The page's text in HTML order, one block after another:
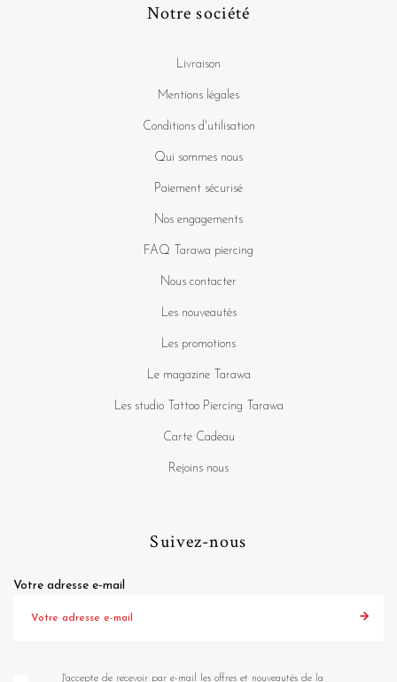
Notre société
Livraison
Mentions légales
Conditions d'utilisation
Qui sommes nous
Paiement sécurisé
Nos engagements
FAQ Tarawa piercing
Nous contacter
Les nouveautés
Les promotions
Le magazine Tarawa
Les studio Tattoo Piercing Tarawa
Carte Cadeau
Rejoins nous
Suivez-nous
Votre adresse e-mail
J'accepte de recevoir par e-mail les offres et nouveautés de la